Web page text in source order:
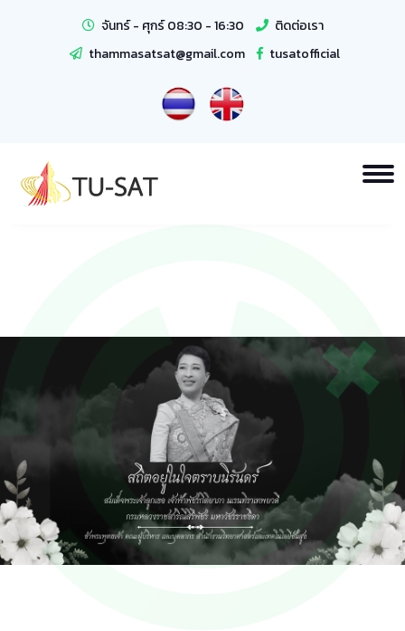
จันทร์ - ศุกร์ 08:30 - 16:30
ติดต่อเรา
thammasatsat@gmail.com
tusatofficial